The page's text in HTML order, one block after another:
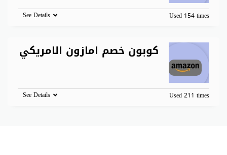
Used 154 times
See Details
كوبون خصم امازون الامريكي
Used 211 times
See Details